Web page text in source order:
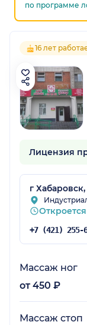
по программе
16 лет
Лицензия
г
Откроется
Массаж ног
от 450 ₽
Массаж стоп